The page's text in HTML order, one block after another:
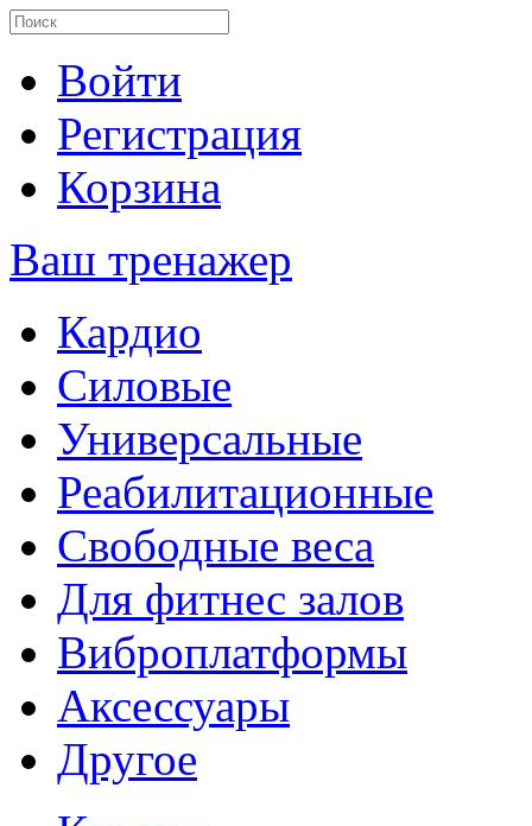
Войти
Регистрация
Корзина
Ваш тренажер
Кардио
Силовые
Универсальные
Реабилитационные
Свободные веса
Для фитнес залов
Виброплатформы
Аксессуары
Другое